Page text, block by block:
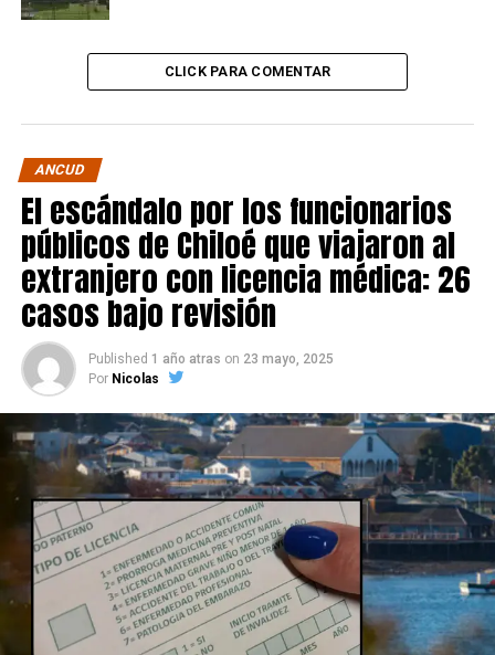
CLICK PARA COMENTAR
ANCUD
El escándalo por los funcionarios
públicos de Chiloé que viajaron al
extranjero con licencia médica: 26
casos bajo revisión
Published 1 año atras on 23 mayo, 2025
Por Nicolas